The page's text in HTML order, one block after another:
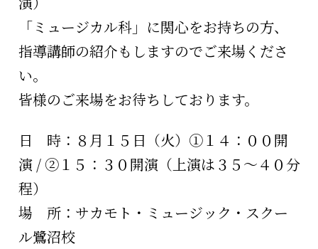
「ミュージカル科」に関心をお持ちの方、
指導講師の紹介もしますのでご来場くださ
い。
皆様のご来場をお待ちしております。
日 時：８月１５日（火）①１４：００開
演 / ②１５：３０開演（上演は３５～４０分
程）
場 所：サカモト・ミュージック・スクー
ル鷺沼校